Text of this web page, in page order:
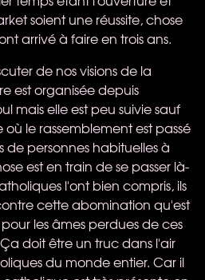
soient une réussite, chose
arrivé à faire en trois ans.
de nos visions de la
est organisée depuis
mais elle est peu suivie sauf
le rassemblement est passé
personnes habituelles à
est en train de se passer là-
l'ont bien compris, ils
cette abomination qu'est
les âmes perdues de ces
doit être un truc dans l'air
du monde entier. Car il